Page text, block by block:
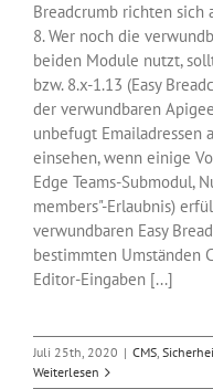
Breadcrumb richten sich
8. Wer noch die
beiden Module nutzt,
bzw. 8.x-1.13 (Easy
der verwundbaren
unbefugt Emailadressen
einsehen, wenn einige
Edge Teams-Submodul,
members"-Erlaubnis)
verwundbaren Easy
bestimmten Umständen
Editor-Eingaben [...]
Juli 25th, 2020 | CMS,
Weiterlesen